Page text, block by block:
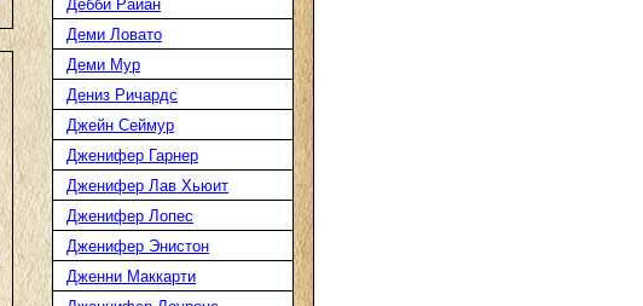
Дебби Райан
Деми Ловато
Деми Мур
Дениз Ричардс
Джейн Сеймур
Дженифер Гарнер
Дженифер Лав Хьюит
Дженифер Лопес
Дженифер Энистон
Дженни Маккарти